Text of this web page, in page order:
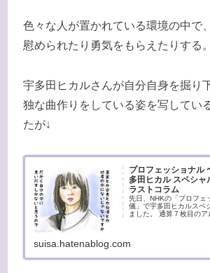
色々な人が置かれている環境の中で
慰められたり勇気をもらえたりする。
宇多田ヒカルさんが自分自身を掘り
独な曲作りをしている姿を写してい
たが↓
プロフェッショナル
多田ヒカル スペシャ
ラストコラム
先日、NHKの「プロフェ
儀」で宇多田ヒカルスペ
ました。 通算７枚目の
suisa.hatenablog.com